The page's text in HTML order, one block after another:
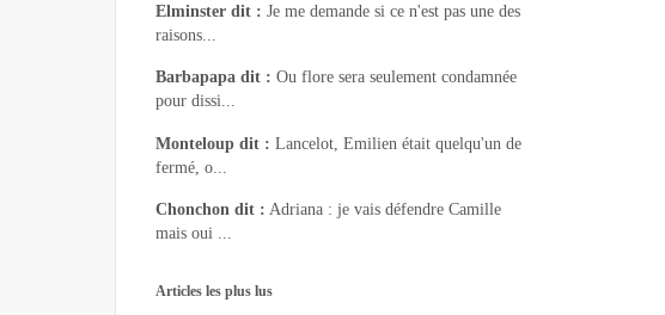
Elminster dit : Je me demande si ce n'est pas une des
raisons...
Barbapapa dit : Ou flore sera seulement condamnée
pour dissi...
Monteloup dit : Lancelot, Emilien était quelqu'un de
fermé, o...
Chonchon dit : Adriana : je vais défendre Camille
mais oui ...
Articles les plus lus